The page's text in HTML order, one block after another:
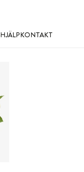
HJÄLPKONTAKT